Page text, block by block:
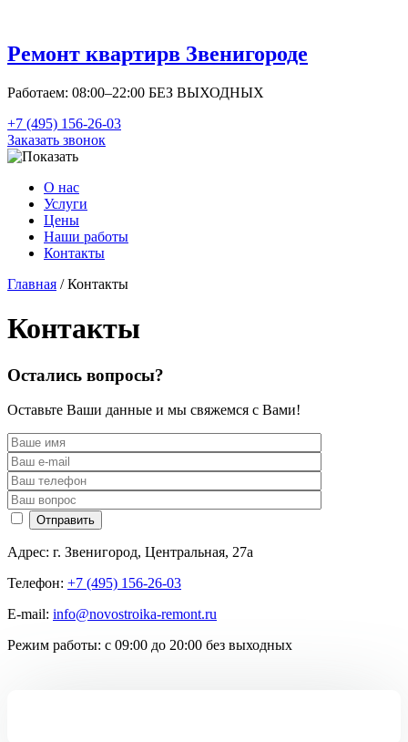
Ремонт квартирв Звенигороде
Работаем: 08:00–22:00 БЕЗ ВЫХОДНЫХ
+7 (495) 156-26-03
Заказать звонок
О нас
Услуги
Цены
Наши работы
Контакты
Главная / Контакты
Контакты
Остались вопросы?
Оставьте Ваши данные и мы свяжемся с Вами!
Адрес: г. Звенигород, Центральная, 27а
Телефон: +7 (495) 156-26-03
E-mail: info@novostroika-remont.ru
Режим работы: с 09:00 до 20:00 без выходных